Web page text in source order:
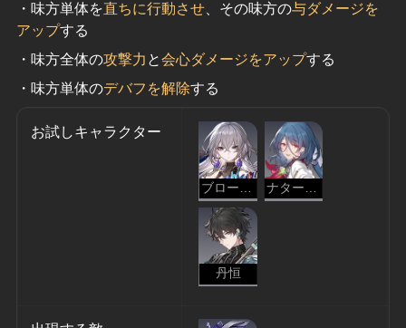
・味方単体を直ちに行動させ、その味方の与ダメージを
アップする
・味方全体の攻撃力 と会心ダメージをアップする
・味方単体のデバフを解除する
お試しキャラクター
ブローニャ ナターシャ
丹恒